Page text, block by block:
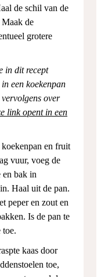
de schil van de
de
grotere
een koekenpan
over
link opent in een
en fruit
vuur, voeg de
en bak in
Haal uit de pan.
peper en zout en
Is de pan te
kaas door
toe,